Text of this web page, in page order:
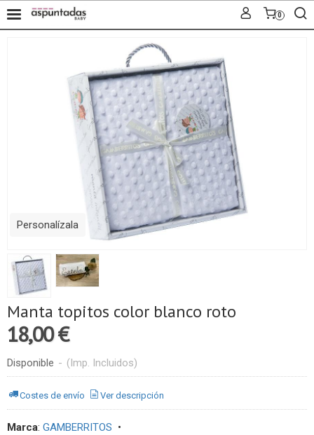
0
Personalízala
Manta topitos color blanco roto
18,00 €
Disponible - (Imp. Incluidos)
Costes de envío Ver descripción
Marca: GAMBERRITOS •